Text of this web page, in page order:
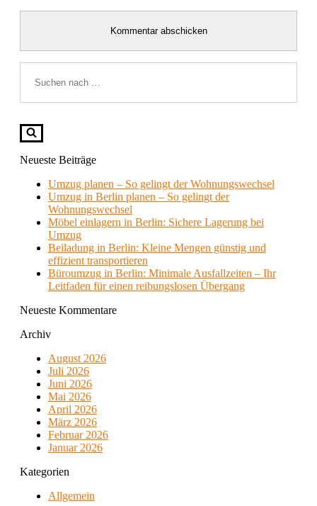
nach …
Neueste Beiträge
Umzug planen – So gelingt der Wohnungswechsel
Umzug in Berlin planen – So gelingt der
Wohnungswechsel
Möbel einlagern in Berlin: Sichere Lagerung bei
Umzug
Beiladung in Berlin: Kleine Mengen günstig und
effizient transportieren
Büroumzug in Berlin: Minimale Ausfallzeiten – Ihr
Leitfaden für einen reibungslosen Übergang
Neueste Kommentare
Archiv
August 2026
Juli 2026
Juni 2026
Mai 2026
April 2026
März 2026
Februar 2026
Januar 2026
Kategorien
Allgemein